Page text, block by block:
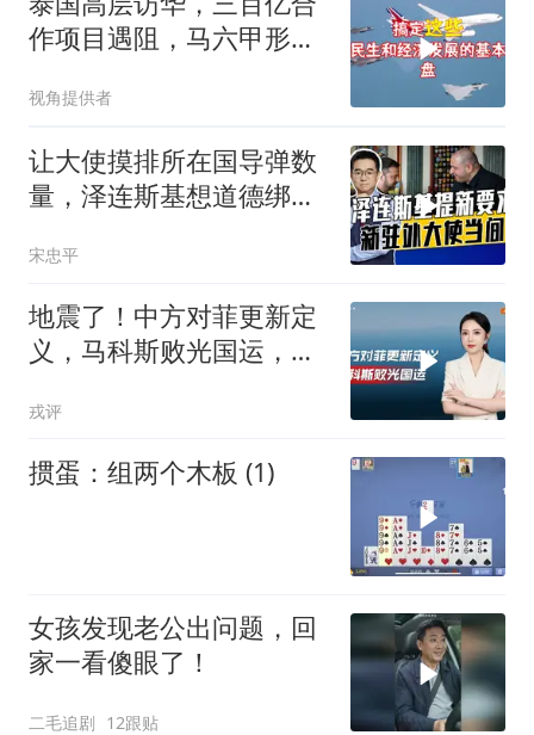
作项目遇阻，马六甲形势
视角提供者
让大使摸排所在国导弹数
量，泽连斯基想道德绑架
宋忠平
地震了！中方对菲更新定
义，马科斯败光国运，还
戎评
掼蛋：组两个木板 (1)
女孩发现老公出问题，回
家一看傻眼了！
二毛追剧 12跟贴